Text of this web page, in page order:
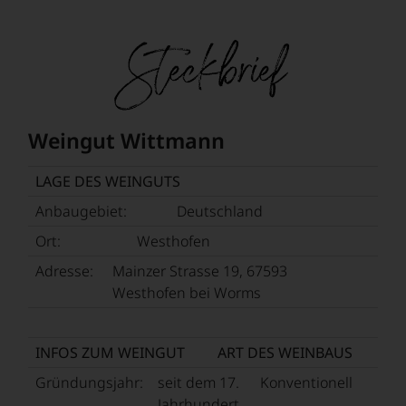
haben
wir
WIR
WERDEN
WEINE
SELBST
Experten-
Verkostungsteam
Weingut Wittmann
LAGE DES WEINGUTS
Anbaugebiet:
Deutschland
Ort:
Westhofen
Adresse:
Mainzer Strasse 19, 67593
Westhofen bei Worms
INFOS ZUM WEINGUT
ART DES WEINBAUS
Gründungsjahr:
seit dem 17.
Konventionell